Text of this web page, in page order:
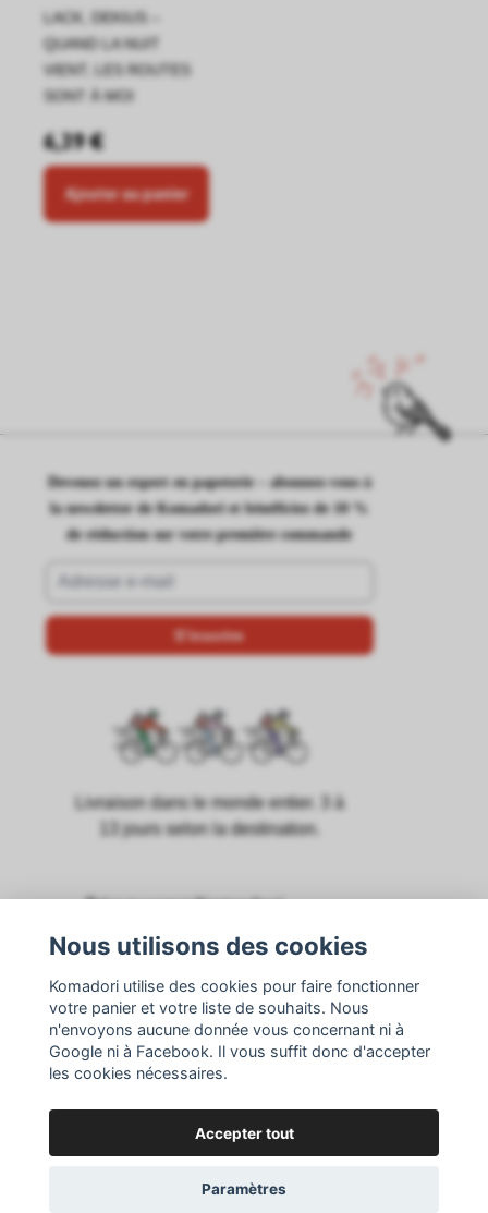
LACK, DEKIUS –
QUAND LA NUIT
VIENT, LES ROUTES
SONT À MOI
6,39 €
Ajouter au panier
Devenez un expert en papeterie – abonnez-vous à
la newsletter de Komadori et bénéficiez de 10 %
de réduction sur votre première commande
Livraison dans le monde entier. 3 à
13 jours selon la destination.
Réduction étudiante
Suggestions de produits
Questions fréquentes
Meilleures ventes
Nous utilisons des cookies
Komadori utilise des cookies pour faire fonctionner
votre panier et votre liste de souhaits. Nous
n'envoyons aucune donnée vous concernant ni à
Google ni à Facebook. Il vous suffit donc d'accepter
les cookies nécessaires.
Accepter tout
Paramètres